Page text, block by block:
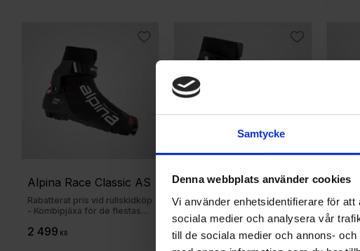
Samtycke
Denna webbplats använder cookies
Vi använder enhetsidentifierare för
sociala medier och analysera vår
till de sociala medier och annons-
Alpina Race Classic AS
Rabatterat pris vid rullskidköp
- Kombipjäxa för de flestas
2 499 KR
Lägg till i favoriter
Alpina Racing
Duathlon JR
1 599KR 89KR